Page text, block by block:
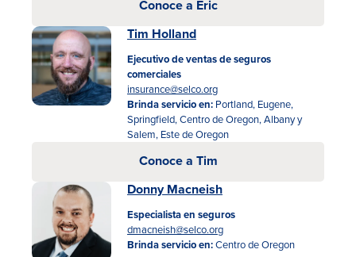
Conoce a Eric
Tim Holland
Ejecutivo de ventas de seguros
comerciales
insurance@selco.org
Brinda servicio en: Portland, Eugene,
Springfield, Centro de Oregon, Albany y
Salem, Este de Oregon
Conoce a Tim
Donny Macneish
Especialista en seguros
dmacneish@selco.org
Brinda servicio en:Centro de Oregon